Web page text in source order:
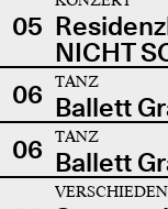
05
NICHT
06
TANZ
Ballett
06
TANZ
Ballett